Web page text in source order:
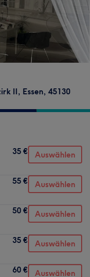
II, Essen, 45130
35 € Auswählen
55 € Auswählen
50 € Auswählen
35 € Auswählen
60 € Auswählen